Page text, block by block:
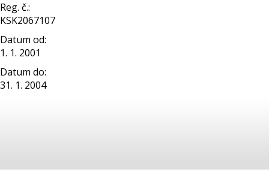
Reg. č.:
KSK2067107
Datum od:
1. 1. 2001
Datum do:
31. 1. 2004